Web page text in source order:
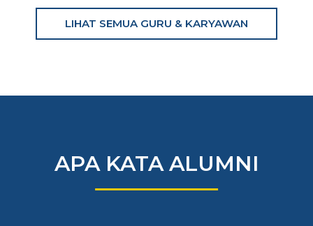
LIHAT SEMUA GURU & KARYAWAN
APA KATA ALUMNI